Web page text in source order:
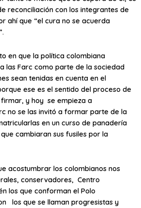
reconciliación con los integrantes de
ahí que “el cura no se acuerda
en que la política colombiana
las Farc como parte de la sociedad
sean tenidas en cuenta en el
ese es el sentido del proceso de
y hoy se empieza a
no se las invitó a formar parte de la
en un curso de panadería
cambiaran sus fusiles por la
acostumbrar los colombianos nos
conservadores, Centro
los que conforman el Polo
los que se llaman progresistas y